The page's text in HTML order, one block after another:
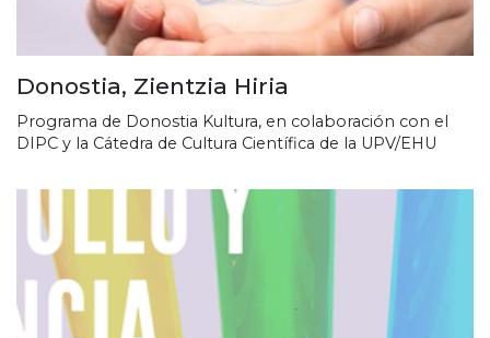
Donostia, Zientzia Hiria
Programa de Donostia Kultura, en colaboración con el
DIPC y la Cátedra de Cultura Científica de la UPV/EHU